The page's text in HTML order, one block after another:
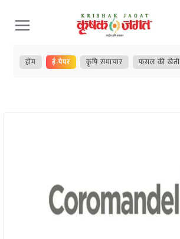
Skip
to
content
होम ई-पेपर कृषि समाचार फसल की खेती